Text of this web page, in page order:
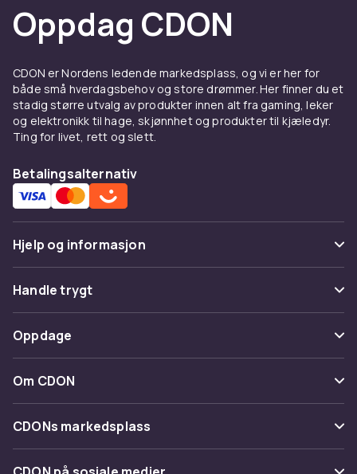
Oppdag CDON
CDON er Nordens ledende markedsplass, og vi er her for
både små hverdagsbehov og store drømmer. Her finner du et
stadig større utvalg av produkter innen alt fra gaming, leker
og elektronikk til hage, skjønnhet og produkter til kjæledyr.
Ting for livet, rett og slett.
Betalingsalternativ
Hjelp og informasjon
Vanlige spørsmål
Spor pakke
Angre & returner her
Kontakt oss
Handle trygt
Betaling
Levering
Tilbakekallinger
Oppdage
Kategorier
Varemerker
Om CDON
Om oss
Kundeanmeldelser
CDONs markedsplass
Merchant Help Center